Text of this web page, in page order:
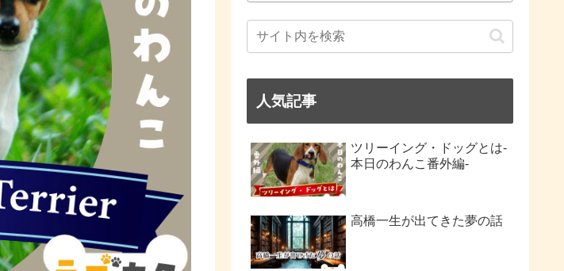
人気記事
ツリーイング・ドッグとは-
本日のわんこ番外編-
高橋一生が出てきた夢の話